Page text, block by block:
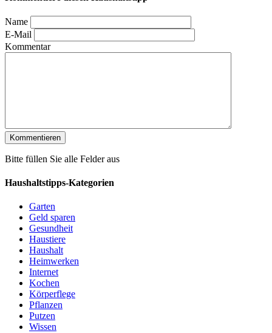
Name
E-Mail
Kommentar
Bitte füllen Sie alle Felder aus
Haushaltstipps-Kategorien
Garten
Geld sparen
Gesundheit
Haustiere
Haushalt
Heimwerken
Internet
Kochen
Körperflege
Pflanzen
Putzen
Wissen